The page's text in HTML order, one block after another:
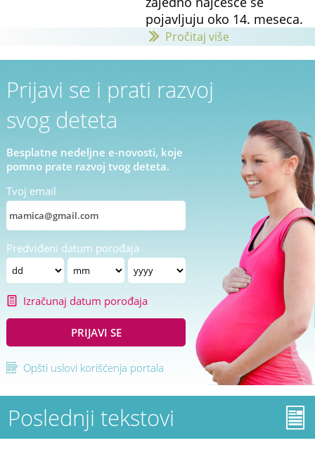
pojavljuju oko 14. meseca.
Pročitaj više
Prijavi se i prati razvoj
svog deteta
Besplatne nedeljne e-novosti, koje
pomno prate razvoj tvog deteta.
Tvoj email
Predviđeni datum porođaja
Izračunaj datum porođaja
PRIJAVI SE
Opšti uslovi korišćenja portala
Poslednji tekstovi